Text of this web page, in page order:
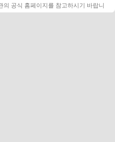
의 공식 홈페이지를 참고하시기 바랍니
다.